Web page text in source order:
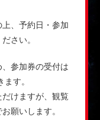
、予約日・参加
さい。
参加券の受付は
す。
けますが、観覧
願いします。